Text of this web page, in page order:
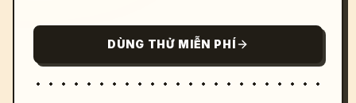
DÙNG THỬ MIỄN PHÍ